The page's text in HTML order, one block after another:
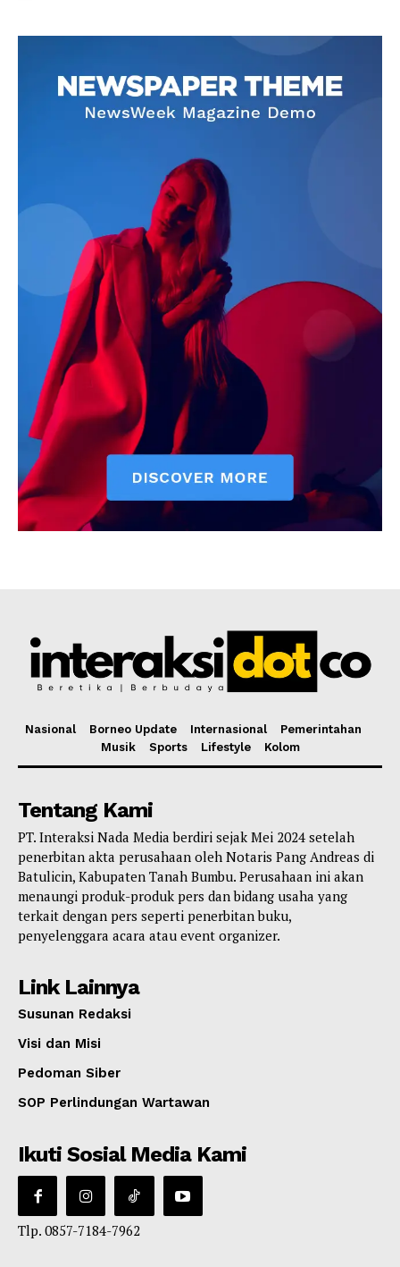
Nasional Borneo Update Internasional
Pemerintahan
Musik
Sports Lifestyle Kolom
Tentang Kami
PT. Interaksi Nada Media berdiri sejak Mei 2024 setelah
penerbitan akta perusahaan oleh Notaris Pang Andreas di
Batulicin, Kabupaten Tanah Bumbu. Perusahaan ini akan
menaungi produk-produk pers dan bidang usaha yang
terkait dengan pers seperti penerbitan buku,
penyelenggara acara atau event organizer.
Link Lainnya
Susunan Redaksi
Visi dan Misi
Pedoman Siber
SOP Perlindungan Wartawan
Ikuti Sosial Media Kami
Tlp. 0857-7184-7962